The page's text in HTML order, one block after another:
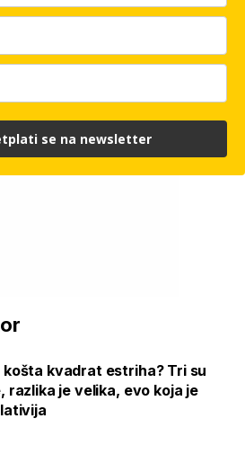
košta kvadrat estriha? Tri su
razlika je velika, evo koja je
se na newsletter